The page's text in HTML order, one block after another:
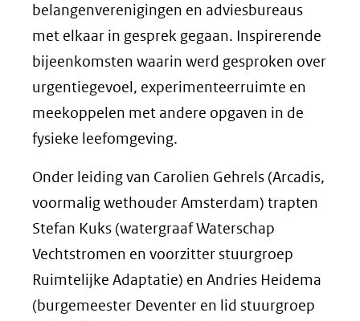
belangenverenigingen en adviesbureaus
met elkaar in gesprek gegaan. Inspirerende
bijeenkomsten waarin werd gesproken over
urgentiegevoel, experimenteerruimte en
meekoppelen met andere opgaven in de
fysieke leefomgeving.
Onder leiding van Carolien Gehrels (Arcadis,
voormalig wethouder Amsterdam) trapten
Stefan Kuks (watergraaf Waterschap
Vechtstromen en voorzitter stuurgroep
Ruimtelijke Adaptatie) en Andries Heidema
(burgemeester Deventer en lid stuurgroep